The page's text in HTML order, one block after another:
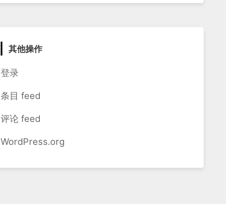
其他操作
登录
条目 feed
评论 feed
WordPress.org